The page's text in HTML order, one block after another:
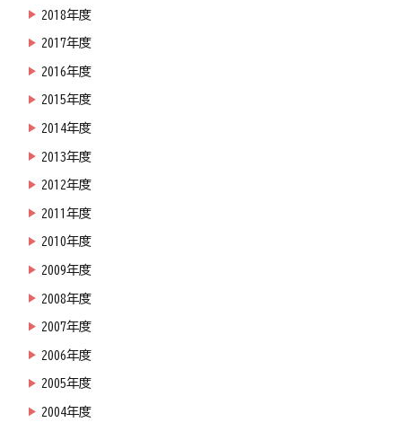
2018年度
2017年度
2016年度
2015年度
2014年度
2013年度
2012年度
2011年度
2010年度
2009年度
2008年度
2007年度
2006年度
2005年度
2004年度